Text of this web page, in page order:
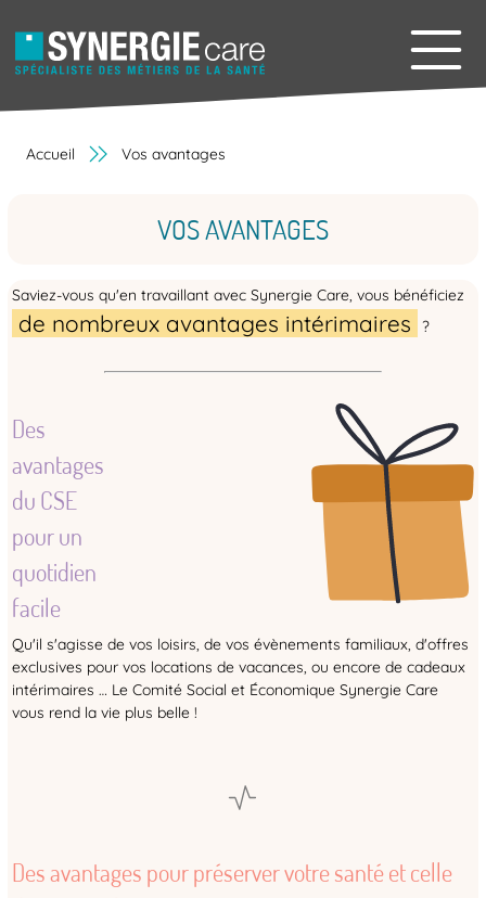
Accueil Vos avantages
VOS AVANTAGES
Saviez-vous qu'en travaillant avec Synergie Care, vous bénéficiez
de nombreux avantages intérimaires ?
Des
avantages
du CSE
pour un
quotidien
facile
Qu'il s'agisse de vos loisirs, de vos évènements familiaux, d'offres
exclusives pour vos locations de vacances, ou encore de cadeaux
intérimaires … Le Comité Social et Économique Synergie Care
vous rend la vie plus belle !
Des avantages pour préserver votre santé et celle